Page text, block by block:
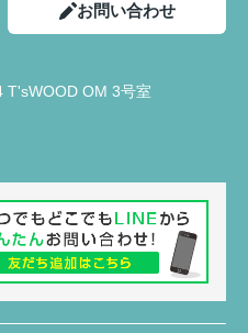
お問い合わせ
T'sWOOD OM 3号室